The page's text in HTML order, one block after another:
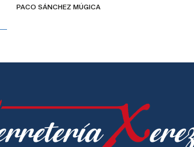
PACO SÁNCHEZ MÚGICA